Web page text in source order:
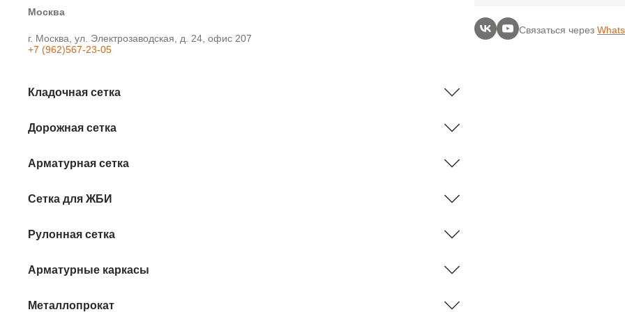
Москва
г. Москва, ул. Электрозаводская, д. 24, офис 207
+7 (962)567-23-05
Связаться через
Кладочная сетка
Дорожная сетка
Арматурная сетка
Сетка для ЖБИ
Рулонная сетка
Арматурные каркасы
Металлопрокат